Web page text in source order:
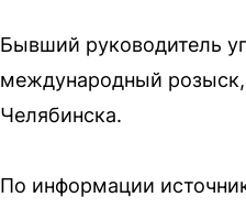
Бывший руководитель
международный
Челябинска.
По информации